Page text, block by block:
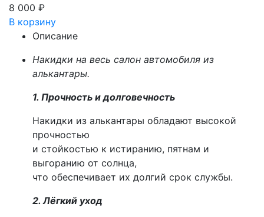
8 000 ₽
В корзину
Описание
Накидки на весь салон автомобиля из
алькантары.
1. Прочность и долговечность
Накидки из алькантары обладают высокой
прочностью
и стойкостью к истиранию, пятнам и
выгоранию от солнца,
что обеспечивает их долгий срок службы.
2. Лёгкий уход